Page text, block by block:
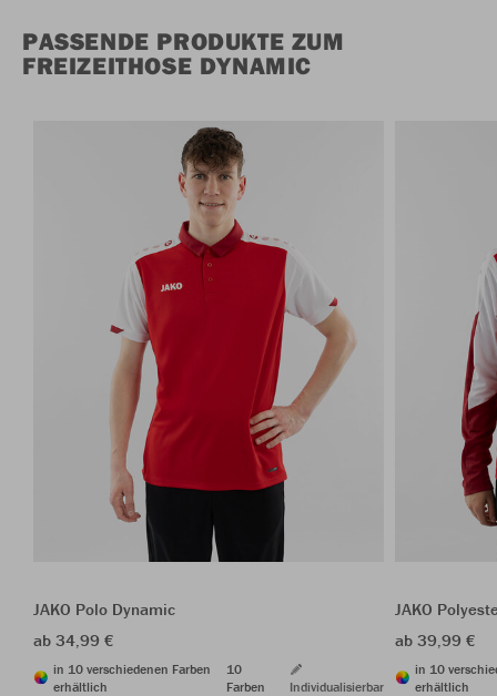
PASSENDE PRODUKTE ZUM
FREIZEITHOSE DYNAMIC
JAKO Polo Dynamic
ab 34,99 €
in 10 verschiedenen Farben
erhältlich
10
Farben
Individualisierbar
JAKO
ab 39,99 €
in 10
erhältlich